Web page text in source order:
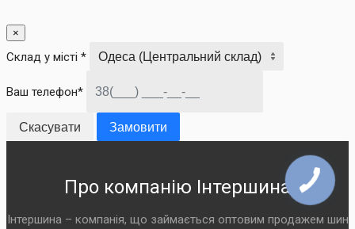
×
Склад у місті *
Ваш телефон*
Скасувати Замовити
Про компанію Інтершина
Інтершина – компанія, що займається оптовим продажем шин